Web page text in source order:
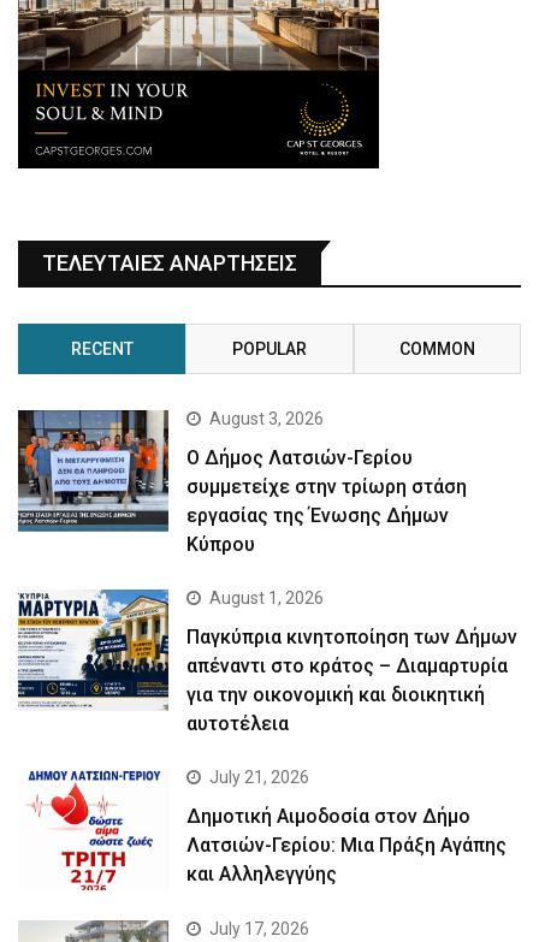
ΤΕΛΕΥΤΑΙΕΣ ΑΝΑΡΤΗΣΕΙΣ
RECENT POPULAR COMMON
August 3, 2026
Ο Δήμος Λατσιών-Γερίου
συμμετείχε στην τρίωρη στάση
εργασίας της Ένωσης Δήμων
Κύπρου
August 1, 2026
Παγκύπρια κινητοποίηση των Δήμων
απέναντι στο κράτος – Διαμαρτυρία
για την οικονομική και διοικητική
αυτοτέλεια
July 21, 2026
Δημοτική Αιμοδοσία στον Δήμο
Λατσιών-Γερίου: Μια Πράξη Αγάπης
και Αλληλεγγύης
July 17, 2026